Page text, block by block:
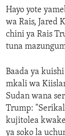
Hayo yote
wa Rais, Jared
chini ya Rais
tuna
Baada ya
mkali wa
Sudan wana
Trump:
kujitolea
ya soko la